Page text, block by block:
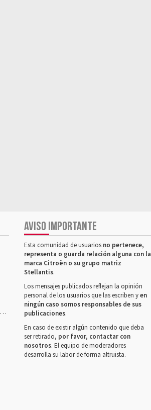
AVISO IMPORTANTE
Esta comunidad de usuarios no pertenece,
representa o guarda relación alguna con la
marca Citroën o su grupo matriz
Stellantis.
Los mensajes publicados reflejan la opinión
personal de los usuarios que las escriben yen
ningún caso somos responsables de sus
publicaciones.
En caso de existir algún contenido que deba
ser retirado, por favor, contactar con
nosotros. El equipo de moderadores
desarrolla su labor de forma altruista.